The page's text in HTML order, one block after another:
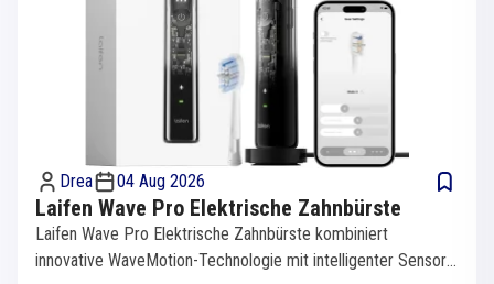
Drea 04 Aug 2026
Laifen Wave Pro Elektrische Zahnbürste
Laifen Wave Pro Elektrische Zahnbürste kombiniert
innovative WaveMotion-Technologie mit intelligenter Sensorik